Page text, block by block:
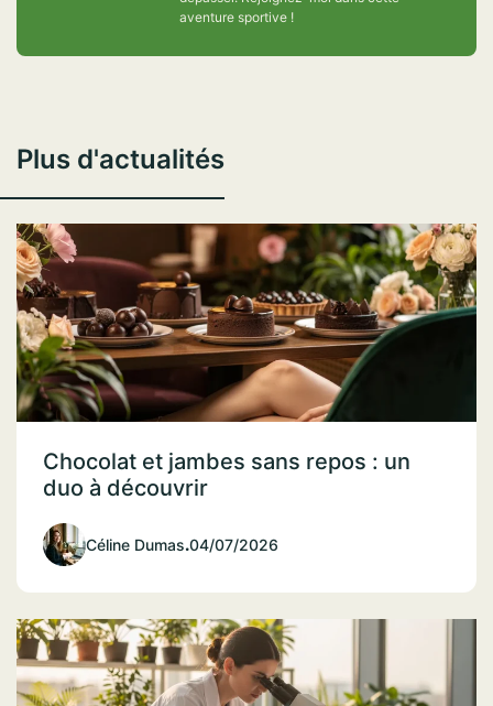
aventure sportive !
Plus d'actualités
Chocolat et jambes sans repos : un
duo à découvrir
Céline Dumas.04/07/2026